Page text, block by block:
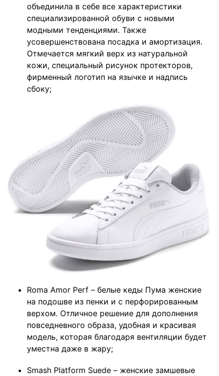
объединила в себе все характеристики
специализированной обуви с новыми
модными тенденциями. Также
усовершенствована посадка и амортизация.
Отмечается мягкий верх из натуральной
кожи, специальный рисунок протекторов,
фирменный логотип на язычке и надпись
сбоку;
Roma Amor Perf – белые кеды Пума женские
на подошве из пенки и с перфорированным
верхом. Отличное решение для дополнения
повседневного образа, удобная и красивая
модель, которая благодаря вентиляции будет
уместна даже в жару;
Smash Platform Suede – женские замшевые